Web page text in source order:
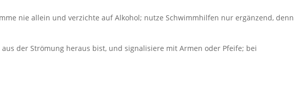
nie allein und verzichte auf Alkohol; nutze Schwimmhilfen nur ergänzend, denn
der Strömung heraus bist, und signalisiere mit Armen oder Pfeife; bei